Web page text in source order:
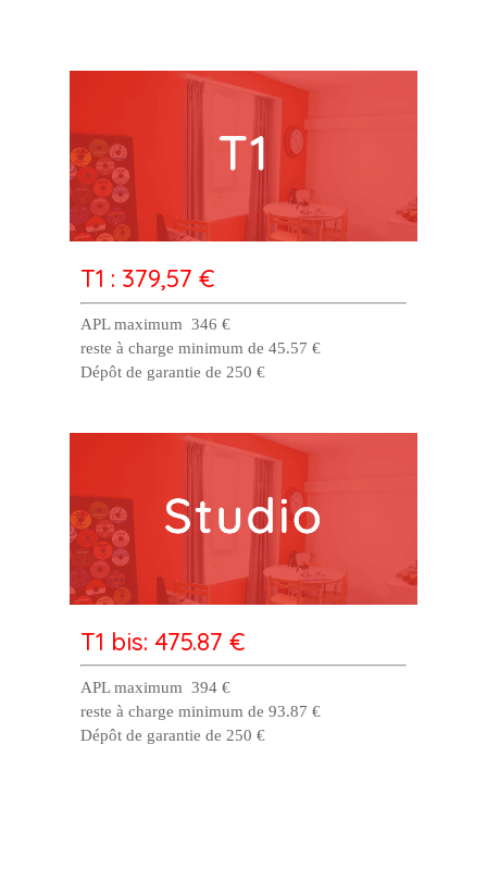
T1 : 379,57 €
APL maximum 346 €
reste à charge minimum de 45.57 €
Dépôt de garantie de 250 €
T1 bis: 475.87 €
APL maximum 394 €
reste à charge minimum de 93.87 €
Dépôt de garantie de 250 €